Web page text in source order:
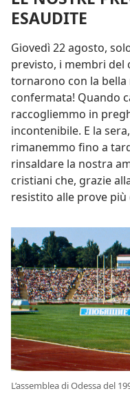
ESAUDITE
Giovedì 22 agosto,
previsto, i membri del
tornarono con la bella
confermata! Quando
raccogliemmo in
incontenibile. E la
rimanemmo fino a
rinsaldare la nostra
cristiani che, grazie
resistito alle prove più
L’assemblea di Odessa del